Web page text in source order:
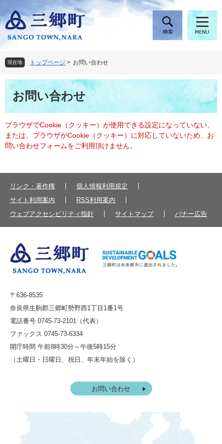
ー
ジ
頭
で
す
ニ
ュ
飛
ば
し
現在地 トップページ > お問い合わせ
本
文お問い合わせ
ブラウザでCookie（クッキー）が使用できる設定になっていない、
または、ブラウザがCookie（クッキー）に対応していないため、お
問い合わせフォームをご利用頂けません。
リンク・著作権
個人情報利用規定
サイト利用案内
RSS利用案内
ウェブアクセシビリティ指針
サイトマップ バナー広告
〒636-8535
奈良県生駒郡三郷町勢野西1丁目1番1号
電話番号 0745-73-2101（代表）
ファックス 0745-73-6334
開庁時間 午前8時30分～午後5時15分
（土曜日・日曜日、祝日、年末年始を除く）
お問い合わせ